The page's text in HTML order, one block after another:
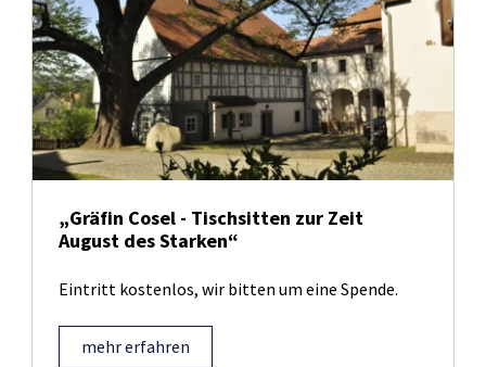
„Gräfin Cosel - Tischsitten zur Zeit
August des Starken“
Eintritt kostenlos, wir bitten um eine Spende.
mehr erfahren